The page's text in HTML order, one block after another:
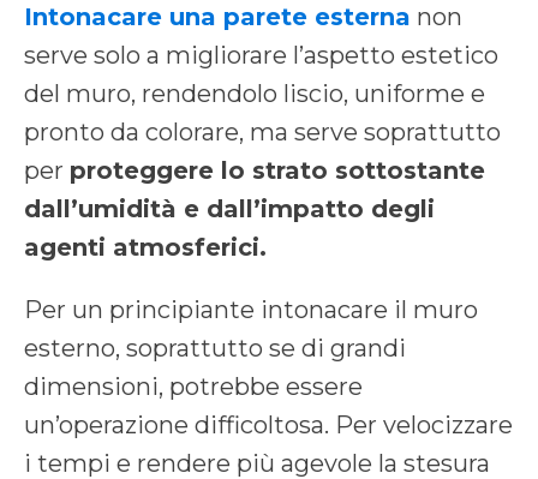
Intonacare una parete esterna non
serve solo a migliorare l’aspetto estetico
del muro, rendendolo liscio, uniforme e
pronto da colorare, ma serve soprattutto
per proteggere lo strato sottostante
dall’umidità e dall’impatto degli
agenti atmosferici.
Per un principiante intonacare il muro
esterno, soprattutto se di grandi
dimensioni, potrebbe essere
un’operazione difficoltosa. Per velocizzare
i tempi e rendere più agevole la stesura